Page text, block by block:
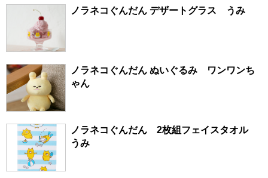
ノラネコぐんだん デザートグラス うみ
ノラネコぐんだん ぬいぐるみ ワンワンち
ゃん
ノラネコぐんだん 2枚組フェイスタオル
うみ